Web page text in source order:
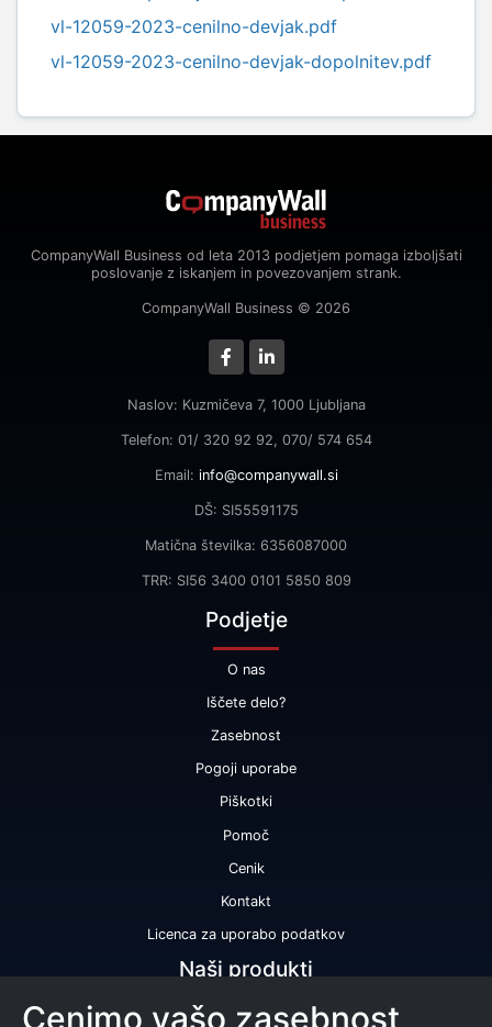
vl-12059-2023-cenilno-devjak.pdf
vl-12059-2023-cenilno-devjak-dopolnitev.pdf
CompanyWall Business od leta 2013 podjetjem pomaga izboljšati
poslovanje z iskanjem in povezovanjem strank.
CompanyWall Business © 2026
Naslov: Kuzmičeva 7, 1000 Ljubljana
Telefon: 01/ 320 92 92, 070/ 574 654
Email: info@companywall.si
DŠ: SI55591175
Matična številka: 6356087000
TRR: SI56 3400 0101 5850 809
Podjetje
O nas
Iščete delo?
Zasebnost
Pogoji uporabe
Piškotki
Pomoč
Cenik
Kontakt
Licenca za uporabo podatkov
Naši produkti
Bonitetna ocena
Cenimo vašo zasebnost